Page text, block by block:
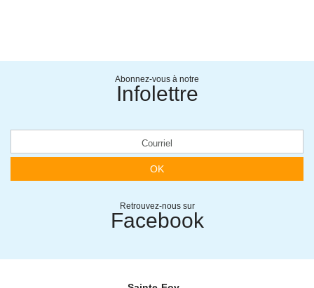
Abonnez-vous à notre
Infolettre
OK
Retrouvez-nous sur
Facebook